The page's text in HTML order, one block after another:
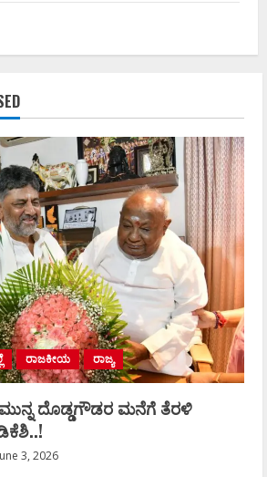
ರಾಜಕೀಯ ರಾಜ್ಯ
ದೊಡ್ಡಗೌಡರ ಮನೆಗೆ ತೆರಳಿ
3, 2026